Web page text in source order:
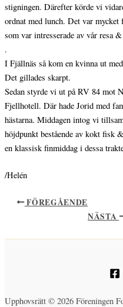
stigningen. Därefter körde vi
ordnat med lunch. Det var mycket
som var intresserade av vår resa
.
I Fjällnäs så kom en kvinna ut
Det gillades skarpt.
Sedan styrde vi ut på RV 84 mot
Fjellhotell. Där hade Jorid med
hästarna. Middagen intog vi
höjdpunkt bestående av kokt fisk
en klassisk finmiddag i dessa
/Helén
FÖREGÅENDE
NÄSTA
Upphovsrätt © 2026 Föreningen